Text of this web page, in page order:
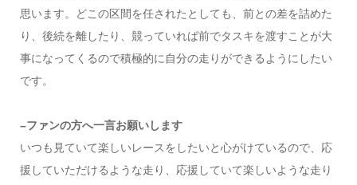
思います。どこの区間を任されたとしても、前との差を詰めた
り、後続を離したり、競っていれば前でタスキを渡すことが大
事になってくるので積極的に自分の走りができるようにしたい
です。
–ファンの方へ一言お願いします
いつも見ていて楽しいレースをしたいと心がけているので、応
援していただけるような走り、応援していて楽しいような走り